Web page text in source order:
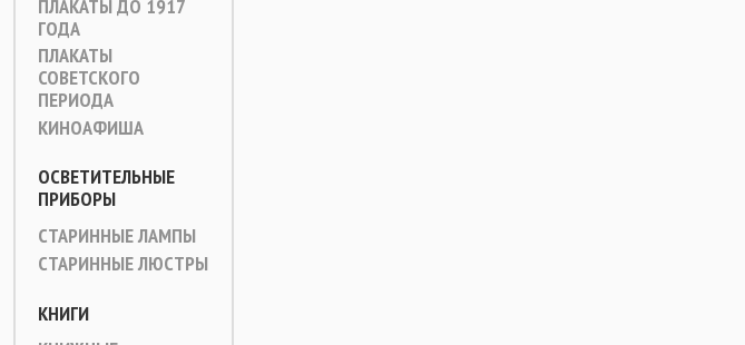
ПЛАКАТЫ ДО 1917
ГОДА
ПЛАКАТЫ
СОВЕТСКОГО
ПЕРИОДА
КИНОАФИША
ОСВЕТИТЕЛЬНЫЕ
ПРИБОРЫ
СТАРИННЫЕ ЛАМПЫ
СТАРИННЫЕ ЛЮСТРЫ
КНИГИ